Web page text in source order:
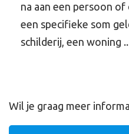
na aan een persoon
een specifieke som
schilderij, een woning
Wil je graag meer